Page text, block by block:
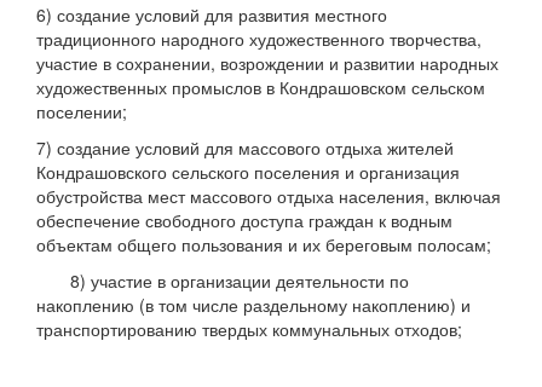
6) создание условий для развития местного
традиционного народного художественного творчества,
участие в сохранении, возрождении и развитии народных
художественных промыслов в Кондрашовском сельском
поселении;
7) создание условий для массового отдыха жителей
Кондрашовского сельского поселения и организация
обустройства мест массового отдыха населения, включая
обеспечение свободного доступа граждан к водным
объектам общего пользования и их береговым полосам;
8) участие в организации деятельности по
накоплению (в том числе раздельному накоплению) и
транспортированию твердых коммунальных отходов;